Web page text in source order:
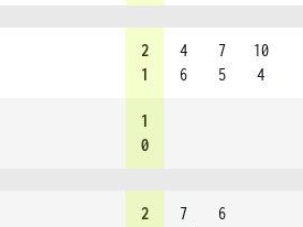
2
1
4
6
7
5
10
4
1
0
2
7
6